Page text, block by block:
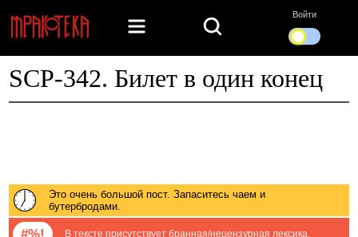
Войти
SCP-342. Билет в один конец
Это очень большой пост. Запаситесь чаем и
бутербродами.
#%! В тексте присутствует бранная/нецензурная лексика.